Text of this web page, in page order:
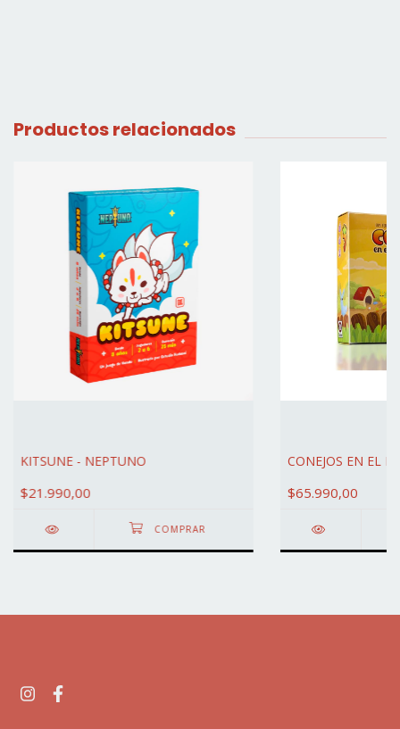
Productos relacionados
KITSUNE - NEPTUNO
$21.990,00
CONEJOS EN EL
$65.990,00